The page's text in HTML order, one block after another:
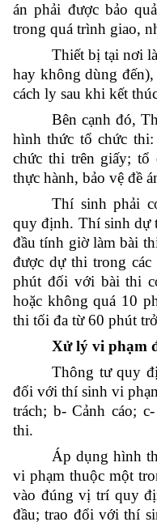
án phải được bảo
trong quá trình giao,
Thiết bị tại nơi
hay không dùng
cách ly sau khi kết
Bên cạnh đó,
hình thức tổ chức
chức thi trên giấy; tổ
thực hành, bảo vệ đề
Thí sinh phải
quy định. Thí sinh dự
đầu tính giờ làm bài
được dự thi trong
phút đối với bài thi
hoặc không quá 10
thi tối đa từ 60 phút
Xử lý vi phạm
Thông tư quy
đối với thí sinh vi
trách; b- Cảnh cáo;
thi.
Áp dụng hình
vi phạm thuộc một
vào đúng vị trí quy
đầu; trao đổi với thí